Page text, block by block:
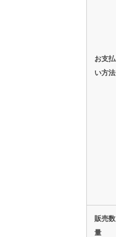
お支払
い方法
販売数
量